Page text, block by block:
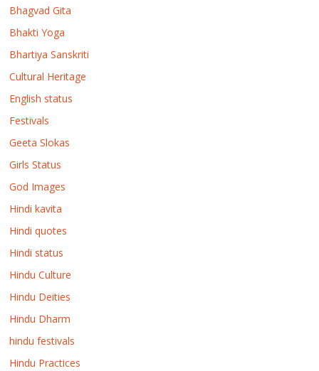
Bhagvad Gita
Bhakti Yoga
Bhartiya Sanskriti
Cultural Heritage
English status
Festivals
Geeta Slokas
Girls Status
God Images
Hindi kavita
Hindi quotes
Hindi status
Hindu Culture
Hindu Deities
Hindu Dharm
hindu festivals
Hindu Practices